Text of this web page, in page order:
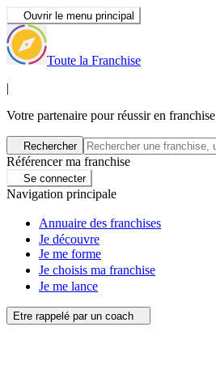
Ouvrir le menu principal
Toute la Franchise
|
Votre partenaire pour réussir en franchise
Rechercher
Référencer ma franchise
Se connecter
Navigation principale
Annuaire des franchises
Je découvre
Je me forme
Je choisis ma franchise
Je me lance
Etre rappelé par un coach